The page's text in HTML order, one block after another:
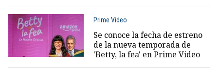
Prime Video
Se conoce la fecha de estreno
de la nueva temporada de
'Betty, la fea' en Prime Video